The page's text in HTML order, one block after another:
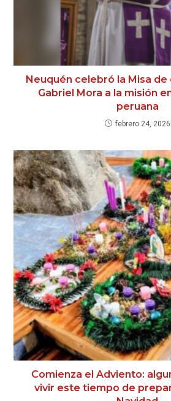
Neuquén celebró la Misa
Gabriel Mora a la misión
peruana
febrero 24, 2026
Comienza el Adviento:
vivir este tiempo de